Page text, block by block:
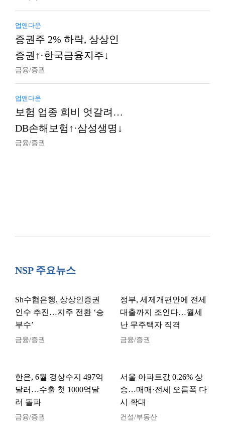
업앤다운
증권주 2% 하락, 상상인
증권↑·한국금융지주↓
금융/증권
업앤다운
보험 업종 희비 엇갈려…
DB손해보험↑·삼성생명↓
금융/증권
NSP 주요뉴스
Sh수협은행, 상상인증권
인수 추진…지주 전환 ‘승
부수’
금융/증권
정부, 세제개편안에 전세
대출까지 조인다…월세
난 무주택자 직격
금융/증권
한은, 6월 경상수지 497억
달러…수출 첫 1000억달
러 돌파
금융/증권
서울 아파트값 0.26% 상
승…매매·전세 오름폭 다
시 확대
건설/부동산